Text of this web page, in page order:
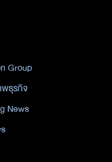
Group
พธุรกิจ
News